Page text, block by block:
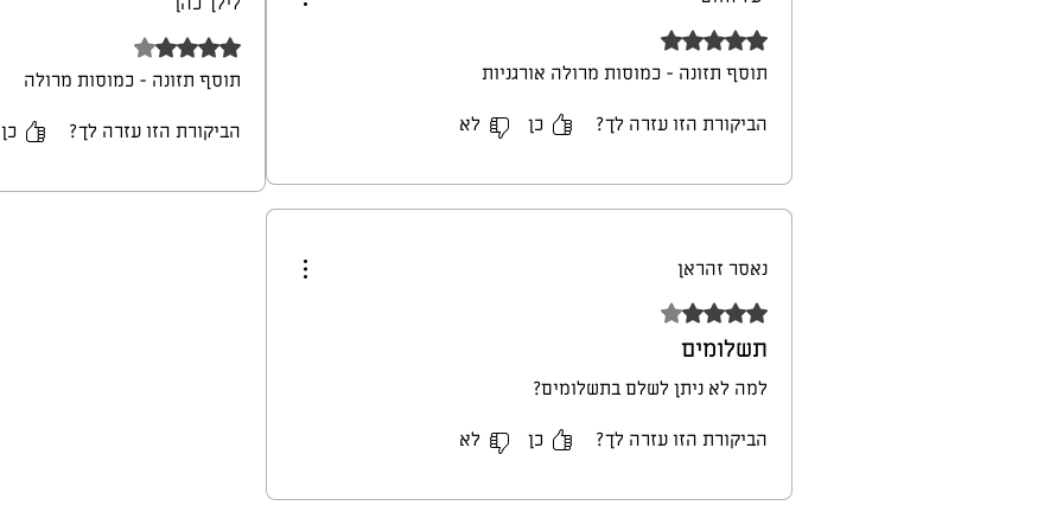
דירוג של 5 מתוך 5 כוכבים.
תוסף תזונה - כמוסות מרולה אורגניות
הביקורת הזו עזרה לך?
כן לא
נאסר זהראן
דירוג של 4 מתוך 5 כוכבים.
תשלומים
למה לא ניתן לשלם בתשלומים?
הביקורת הזו עזרה לך?
כן לא
דירוג של 4 מתוך 5 כוכבים.
תוסף תזונה - כמוסות מרולה
הביקורת הזו עזרה לך?
כן